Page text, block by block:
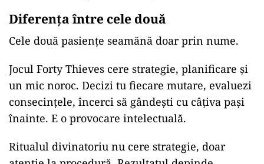
Diferența între cele două
Cele două pasiențe seamănă doar prin nume.
Jocul Forty Thieves cere strategie, planificare și
un mic noroc. Decizi tu fiecare mutare, evaluezi
consecințele, încerci să gândești cu câțiva pași
înainte. E o provocare intelectuală.
Ritualul divinatoriu nu cere strategie, doar